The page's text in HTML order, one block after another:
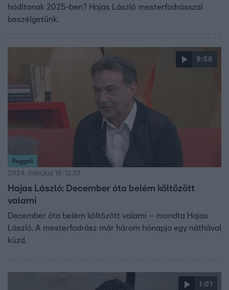
hódítanak 2025-ben? Hajas László mesterfodrásszal
beszélgetünk.
9:56
Reggeli
2024. március 19. 12:33
Hajas László: December óta belém költözött
valami
December óta belém költözött valami – mondta Hajas
László. A mesterfodrász már három hónapja egy náthával
küzd.
1:01